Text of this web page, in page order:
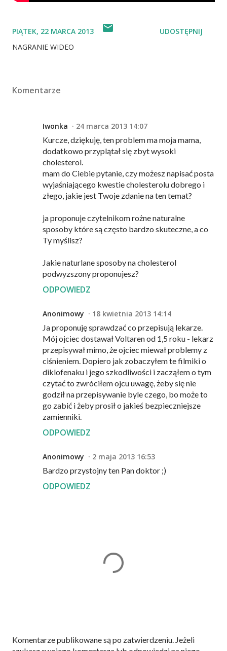
PIĄTEK, 22 MARCA 2013
NAGRANIE WIDEO
UDOSTĘPNIJ
Komentarze
Iwonka
24 marca 2013 14:07
Kurcze, dziękuję, ten problem ma moja mama,
dodatkowo przyplątał się zbyt wysoki
cholesterol.
mam do Ciebie pytanie, czy możesz napisać posta
wyjaśniającego kwestie cholesterolu dobrego i
złego, jakie jest Twoje zdanie na ten temat?
ja proponuje czytelnikom rożne naturalne
sposoby które są często bardzo skuteczne, a co
Ty myślisz?
Jakie naturlane sposoby na cholesterol
podwyzszony proponujesz?
ODPOWIEDZ
Anonimowy
18 kwietnia 2013 14:14
Ja proponuję sprawdzać co przepisują lekarze.
Mój ojciec dostawał Voltaren od 1,5 roku - lekarz
przepisywał mimo, że ojciec miewał problemy z
ciśnieniem. Dopiero jak zobaczyłem te filmiki o
diklofenaku i jego szkodliwości i zacząłem o tym
czytać to zwróciłem ojcu uwagę, żeby się nie
godził na przepisywanie byle czego, bo może to
go zabić i żeby prosił o jakieś bezpieczniejsze
zamienniki.
ODPOWIEDZ
Anonimowy
2 maja 2013 16:53
Bardzo przystojny ten Pan doktor ;)
ODPOWIEDZ
P
Komentarze publikowane są po zatwierdzeniu. Jeżeli